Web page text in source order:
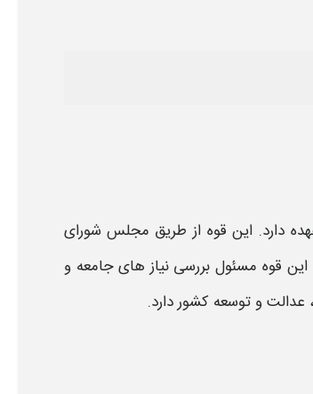
دارد. این قوه از طریق مجلس شورای
قوه مسئول بررسی نیاز های جامعه و
و توسعه کشور دارد.